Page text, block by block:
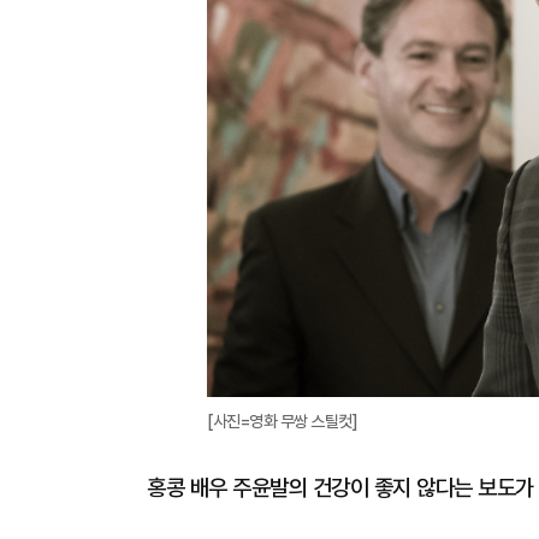
[사진=영화 무쌍 스틸컷]
홍콩 배우 주윤발의 건강이 좋지 않다는 보도